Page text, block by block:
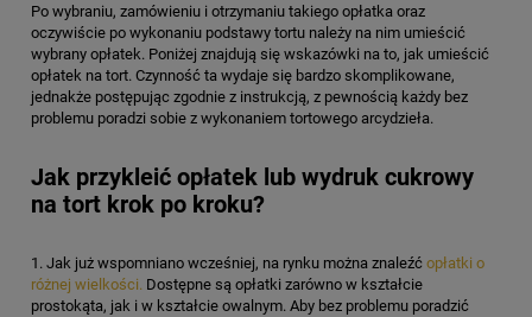
Po wybraniu, zamówieniu i otrzymaniu takiego opłatka oraz
oczywiście po wykonaniu podstawy tortu należy na nim umieścić
wybrany opłatek. Poniżej znajdują się wskazówki na to, jak umieścić
opłatek na tort. Czynność ta wydaje się bardzo skomplikowane,
jednakże postępując zgodnie z instrukcją, z pewnością każdy bez
problemu poradzi sobie z wykonaniem tortowego arcydzieła.
Jak przykleić opłatek lub wydruk cukrowy
na tort krok po kroku?
1. Jak już wspomniano wcześniej, na rynku można znaleźć opłatki o
różnej wielkości. Dostępne są opłatki zarówno w kształcie
prostokąta, jak i w kształcie owalnym. Aby bez problemu poradzić